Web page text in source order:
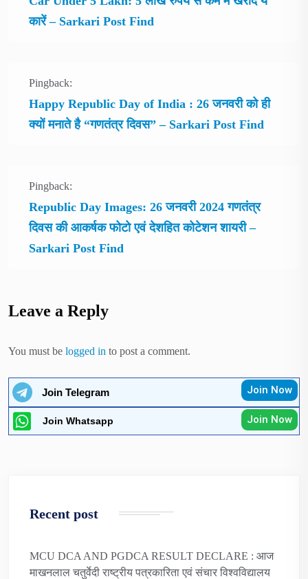
कारें – Sarkari Post Find
Pingback:
Happy Republic Day of India : 26 जनवरी को ही
क्यों मनाते है “गणतंत्र दिवस” – Sarkari Post Find
Pingback:
Republic Day Images: 26 जनवरी 2024 गणतंत्र
दिवस की आकर्षक फोटो एवं देशहित कोटेशन शायरी –
Sarkari Post Find
Leave a Reply
You must be logged in to post a comment.
Join Telegram Join Now
Join Whatsapp Join Now
Recent post
MCU DCA AND PGDCA RESULT DECLARE : आज
माखनलाल चतुर्वेदी राष्ट्रीय पत्रकारिता एवं संचार विश्वविद्यालय